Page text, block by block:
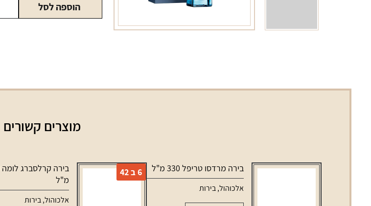
הוספה לסל
מוצרים קשורים
בירה מרדסו טריפל 330 מ"ל
אלכוהול,בירות
6 ב 42
מ"ל
אלכוהול,בירות